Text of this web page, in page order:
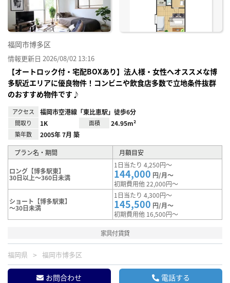
福岡市博多区
情報更新日 2026/08/02 13:16
【オートロック付・宅配BOXあり】法人様・女性へオススメな博
多駅近エリアに優良物件！コンビニや飲食店多数で立地条件抜群
のおすすめ物件です♪
アクセス 福岡市空港線「東比恵駅」徒歩6分
間取り 1K 面積 24.95m²
築年数 2005年 7月 築
プラン名・期間 月額目安
ロング【博多駅東】
30日以上～360日未満
1日当たり 4,250円～
144,000 円/月～
初期費用他 22,000円～
ショート【博多駅東】
～30日未満
1日当たり 4,300円～
145,500 円/月～
初期費用他 16,500円～
家具付賃貸
福岡県 福岡市博多区
お問合わせ 電話する